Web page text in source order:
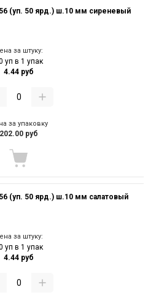
(уп. 50 ярд.) ш.10 мм сиреневый
за штуку:
уп в 1 упак
4.44 руб
за упаковку
202.00 руб
(уп. 50 ярд.) ш.10 мм салатовый
за штуку:
уп в 1 упак
4.44 руб